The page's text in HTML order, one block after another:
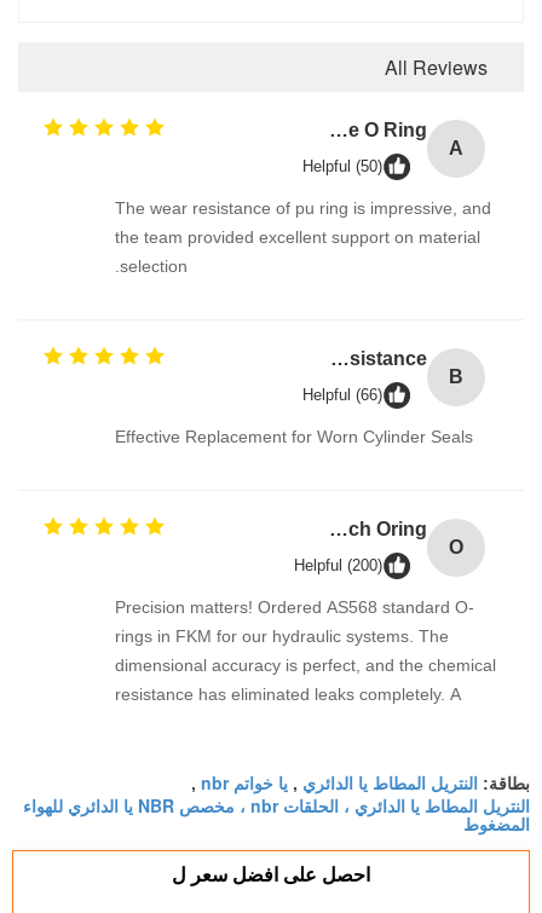
All Reviews
A
As568 Standard PU Polyurethane O Ring
Helpful (50)
The wear resistance of pu ring is impressive, and
the team provided excellent support on material
selection.
B
Blue NBR U Cup Ring Seal for Hydraulic Cylinders with Excellent Abrasion-Resistance and Good Rebound Resistance
Helpful (66)
Effective Replacement for Worn Cylinder Seals
O
OEM Large Sizes Metric Inch Oring
Helpful (200)
Precision matters! Ordered AS568 standard O-
rings in FKM for our hydraulic systems. The
dimensional accuracy is perfect, and the chemical
resistance has eliminated leaks completely. A
بطاقة: النتريل المطاط يا الدائري , يا خواتم nbr ,
النتريل المطاط يا الدائري ، الحلقات nbr ، مخصص NBR يا الدائري للهواء
المضغوط
احصل على افضل سعر ل